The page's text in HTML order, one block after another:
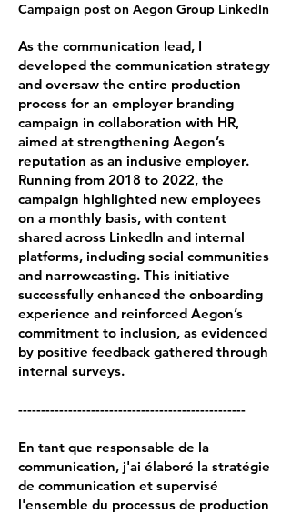
Campaign post on Aegon Group LinkedIn
As the communication lead, I
developed the communication strategy
and oversaw the entire production
process for an employer branding
campaign in collaboration with HR,
aimed at strengthening Aegon’s
reputation as an inclusive employer.
Running from 2018 to 2022, the
campaign highlighted new employees
on a monthly basis, with content
shared across LinkedIn and internal
platforms, including social communities
and narrowcasting. This initiative
successfully enhanced the onboarding
experience and reinforced Aegon’s
commitment to inclusion, as evidenced
by positive feedback gathered through
internal surveys.
--------------------------------------------------
En tant que responsable de la
communication, j'ai élaboré la stratégie
de communication et supervisé
l'ensemble du processus de production